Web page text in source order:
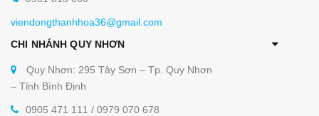
viendongthanhhoa36@gmail.com
CHI NHÁNH QUY NHƠN
Quy Nhơn: 295 Tây Sơn – Tp. Quy Nhơn
– Tỉnh Bình Định
0905 471 111 / 0979 070 678